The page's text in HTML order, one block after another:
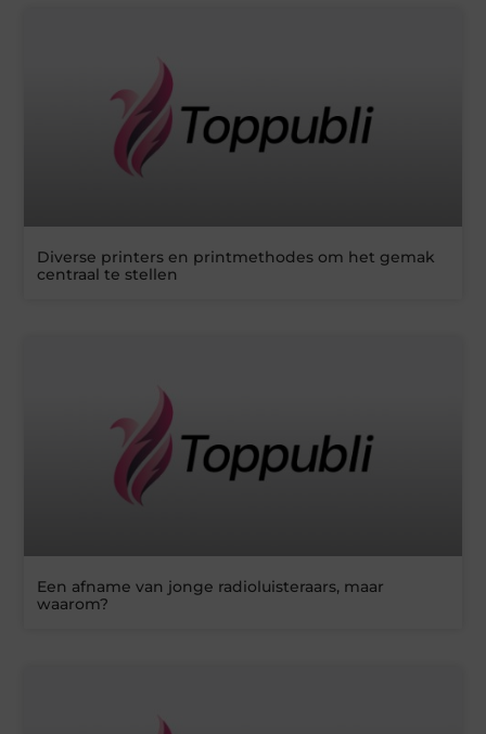
Diverse printers en printmethodes om het gemak
centraal te stellen
Een afname van jonge radioluisteraars, maar
waarom?